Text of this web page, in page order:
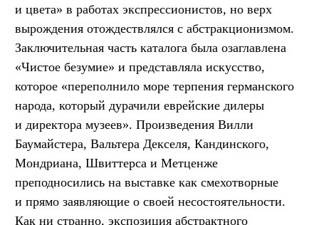
и цвета» в работах экспрессионистов, но верх
вырождения отождествлялся с абстракционизмом.
Заключительная часть каталога была озаглавлена
«Чистое безумие» и представляла искусство,
которое «переполнило море терпения германского
народа, который дурачили еврейские дилеры
и директора музеев». Произведения Вилли
Баумайстера, Вальтера Декселя, Кандинского,
Мондриана, Швиттерса и Метценже
преподносились на выставке как смехотворные
и прямо заявляющие о своей несостоятельности.
Как ни странно, экспозиция абстрактного